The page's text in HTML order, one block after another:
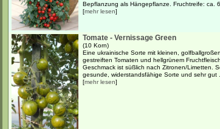
Bepflanzung als Hängepflanze. Fruchtreife: ca.
[mehr lesen]
Tomate - Vernissage Green
(10 Korn)
Eine ukrainische Sorte mit kleinen,
gestreiften Tomaten und hellgrünem
Geschmack ist süßlich nach Zitronen/Limetten.
gesunde, widerstandsfähige Sorte und sehr gut
[mehr lesen]